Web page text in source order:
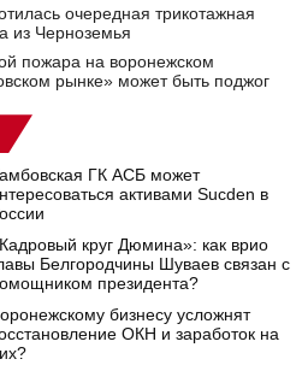
очередная трикотажная
из Черноземья
пожара на воронежском
рынке» может быть поджог
ГК АСБ может
активами Sucden в
круг Дюмина»: как врио
Белгородчины Шуваев связан с
президента?
бизнесу усложнят
ОКН и заработок на